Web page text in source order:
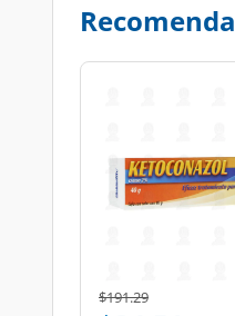
Price reduced from
$191.29to